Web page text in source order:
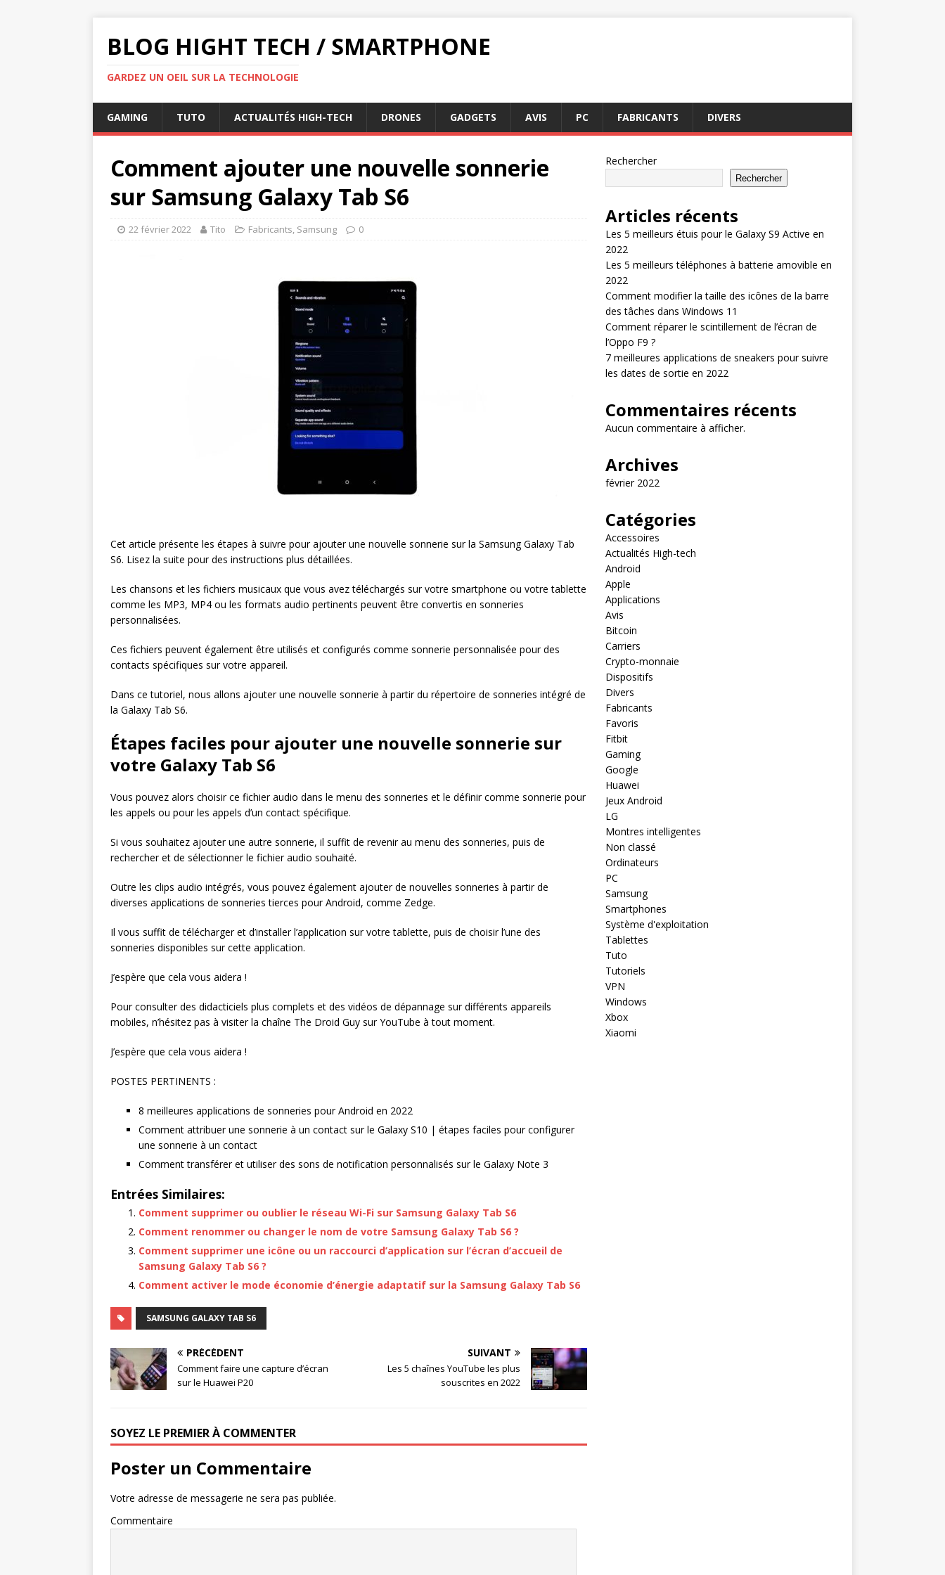
BLOG HIGHT TECH / SMARTPHONE
GARDEZ UN OEIL SUR LA TECHNOLOGIE
GAMING TUTO ACTUALITÉS HIGH-TECH DRONES GADGETS AVIS PC FABRICANTS DIVERS
Comment ajouter une nouvelle sonnerie
sur Samsung Galaxy Tab S6
22 février 2022 Tito Fabricants, Samsung 0
Cet article présente les étapes à suivre pour ajouter une nouvelle sonnerie sur la Samsung Galaxy Tab
S6. Lisez la suite pour des instructions plus détaillées.
Les chansons et les fichiers musicaux que vous avez téléchargés sur votre smartphone ou votre tablette
comme les MP3, MP4 ou les formats audio pertinents peuvent être convertis en sonneries
personnalisées.
Ces fichiers peuvent également être utilisés et configurés comme sonnerie personnalisée pour des
contacts spécifiques sur votre appareil.
Dans ce tutoriel, nous allons ajouter une nouvelle sonnerie à partir du répertoire de sonneries intégré de
la Galaxy Tab S6.
Étapes faciles pour ajouter une nouvelle sonnerie sur
votre Galaxy Tab S6
Vous pouvez alors choisir ce fichier audio dans le menu des sonneries et le définir comme sonnerie pour
les appels ou pour les appels d’un contact spécifique.
Si vous souhaitez ajouter une autre sonnerie, il suffit de revenir au menu des sonneries, puis de
rechercher et de sélectionner le fichier audio souhaité.
Outre les clips audio intégrés, vous pouvez également ajouter de nouvelles sonneries à partir de
diverses applications de sonneries tierces pour Android, comme Zedge.
Il vous suffit de télécharger et d’installer l’application sur votre tablette, puis de choisir l’une des
sonneries disponibles sur cette application.
J’espère que cela vous aidera !
Pour consulter des didacticiels plus complets et des vidéos de dépannage sur différents appareils
mobiles, n’hésitez pas à visiter la chaîne The Droid Guy sur YouTube à tout moment.
J’espère que cela vous aidera !
POSTES PERTINENTS :
8 meilleures applications de sonneries pour Android en 2022
Comment attribuer une sonnerie à un contact sur le Galaxy S10 | étapes faciles pour configurer
une sonnerie à un contact
Comment transférer et utiliser des sons de notification personnalisés sur le Galaxy Note 3
Entrées Similaires:
Comment supprimer ou oublier le réseau Wi-Fi sur Samsung Galaxy Tab S6
Comment renommer ou changer le nom de votre Samsung Galaxy Tab S6 ?
Comment supprimer une icône ou un raccourci d’application sur l’écran d’accueil de
Samsung Galaxy Tab S6 ?
Comment activer le mode économie d’énergie adaptatif sur la Samsung Galaxy Tab S6
SAMSUNG GALAXY TAB S6
PRÉCÉDENT
Comment faire une capture d’écran
sur le Huawei P20
SUIVANT
Les 5 chaînes YouTube les plus
souscrites en 2022
SOYEZ LE PREMIER À COMMENTER
Poster un Commentaire
Votre adresse de messagerie ne sera pas publiée.
Commentaire
Rechercher
Rechercher
Articles récents
Les 5 meilleurs étuis pour le Galaxy S9 Active en
2022
Les 5 meilleurs téléphones à batterie amovible en
2022
Comment modifier la taille des icônes de la barre
des tâches dans Windows 11
Comment réparer le scintillement de l’écran de
l’Oppo F9 ?
7 meilleures applications de sneakers pour suivre
les dates de sortie en 2022
Commentaires récents
Aucun commentaire à afficher.
Archives
février 2022
Catégories
Accessoires
Actualités High-tech
Android
Apple
Applications
Avis
Bitcoin
Carriers
Crypto-monnaie
Dispositifs
Divers
Fabricants
Favoris
Fitbit
Gaming
Google
Huawei
Jeux Android
LG
Montres intelligentes
Non classé
Ordinateurs
PC
Samsung
Smartphones
Système d'exploitation
Tablettes
Tuto
Tutoriels
VPN
Windows
Xbox
Xiaomi